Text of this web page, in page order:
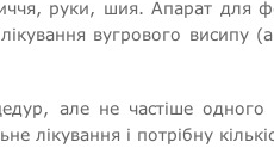
руки, шия. Апарат для
вугрового висипу
але не частіше
лікування і потрібну